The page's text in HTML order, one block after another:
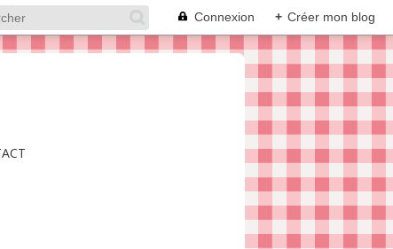
Connexion + Créer mon blog